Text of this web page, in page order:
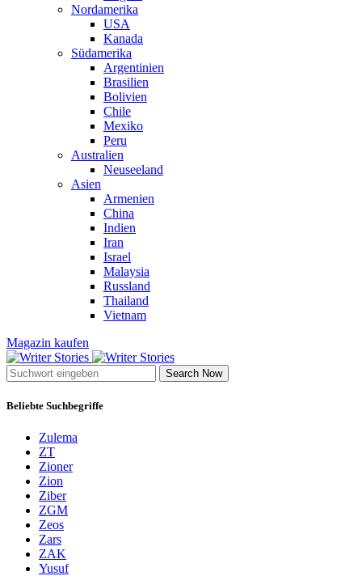
Nordamerika
USA
Kanada
Südamerika
Argentinien
Brasilien
Bolivien
Chile
Mexiko
Peru
Australien
Neuseeland
Asien
Armenien
China
Indien
Iran
Israel
Malaysia
Russland
Thailand
Vietnam
Magazin kaufen
Search Now
Beliebte Suchbegriffe
Zulema
ZT
Zioner
Zion
Ziber
ZGM
Zeos
Zars
ZAK
Yusuf